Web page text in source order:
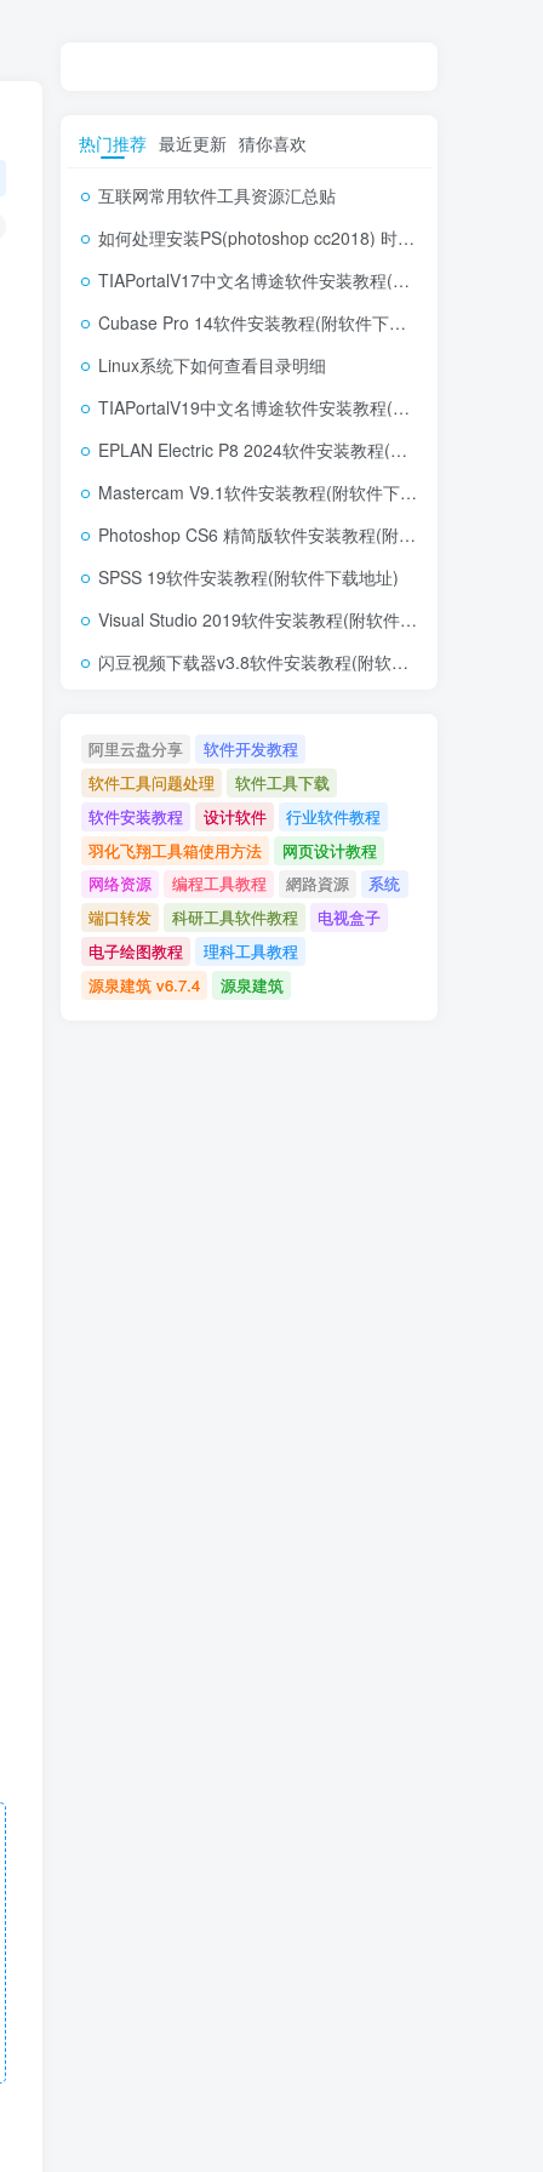
热门推荐 最近更新 猜你喜欢
互联网常用软件工具资源汇总贴
如何处理安装PS(photoshop cc2018) 时，提示系统或者IE浏览器需要升级
TIAPortalV17中文名博途软件安装教程(附软件下载地址)
Cubase Pro 14软件安装教程(附软件下载地址)
Linux系统下如何查看目录明细
TIAPortalV19中文名博途软件安装教程(附软件下载地址)
EPLAN Electric P8 2024软件安装教程(附软件下载地址)
Mastercam V9.1软件安装教程(附软件下载地址)
Photoshop CS6 精简版软件安装教程(附软件下载地址)
SPSS 19软件安装教程(附软件下载地址)
Visual Studio 2019软件安装教程(附软件下载地址)
闪豆视频下载器v3.8软件安装教程(附软件下载地址)
阿里云盘分享
软件开发教程
软件工具问题处理
软件工具下载
软件安装教程
设计软件
行业软件教程
羽化飞翔工具箱使用方法
网页设计教程
网络资源
编程工具教程 網路資源
系统
端口转发
科研工具软件教程
电视盒子
电子绘图教程
理科工具教程
源泉建筑 v6.7.4
源泉建筑